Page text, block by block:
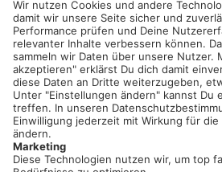
Neue Features, spannende Tipps und
Registriere dich